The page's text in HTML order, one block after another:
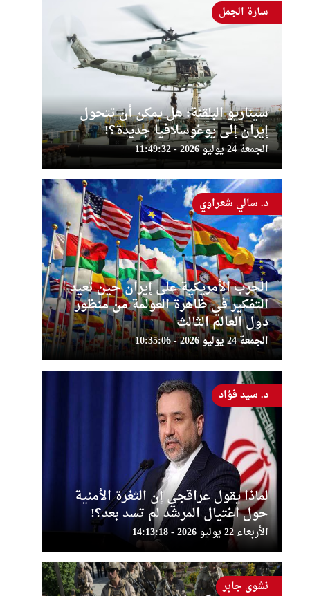
سيناريو البلقنة: هل يمكن أن تتحول
إيران إلى يوغوسلافيا جديدة؟!
الجمعة 24 يوليو 2026 - 11:49:32
سارة الجمل
الحرب الأمريكية على إيران حين تعيد
التفكير في ظاهرة العولمة من منظور
دول العالم الثالث
الجمعة 24 يوليو 2026 - 10:35:06
د. سالي شعراوي
لماذا يقول عراقجي إن الثغرة الأمنية
حول اغتيال المرشد لم تسد بعد؟!
الأربعاء 22 يوليو 2026 - 14:13:18
د. سيد فؤاد
نشوى جابر